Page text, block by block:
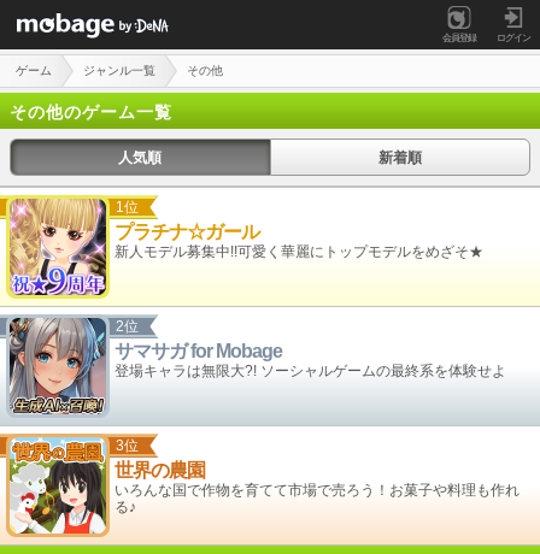
会員登録 ログイン
ゲーム ジャンル一覧 その他
その他のゲーム一覧
人気順 新着順
1位
プラチナ☆ガール
新人モデル募集中!!可愛く華麗にトップモデルをめざそ★
2位
サマサガ for Mobage
登場キャラは無限大?! ソーシャルゲームの最終系を体験せよ
3位
世界の農園
いろんな国で作物を育てて市場で売ろう！お菓子や料理も作れ
る♪